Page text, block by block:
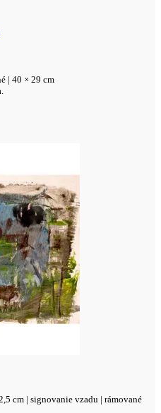
| 40 × 29 cm
cm | signovanie vzadu | rámované